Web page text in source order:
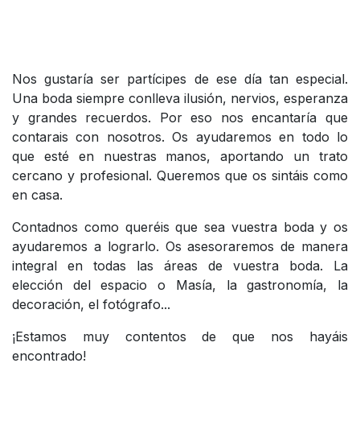
Nos gustaría ser partícipes de ese día tan especial.
Una boda siempre conlleva ilusión, nervios, esperanza
y grandes recuerdos. Por eso nos encantaría que
contarais con nosotros. Os ayudaremos en todo lo
que esté en nuestras manos, aportando un trato
cercano y profesional. Queremos que os sintáis como
en casa.
Contadnos como queréis que sea vuestra boda y os
ayudaremos a lograrlo. Os asesoraremos de manera
integral en todas las áreas de vuestra boda. La
elección del espacio o Masía, la gastronomía, la
decoración, el fotógrafo...
¡Estamos muy contentos de que nos hayáis
encontrado!